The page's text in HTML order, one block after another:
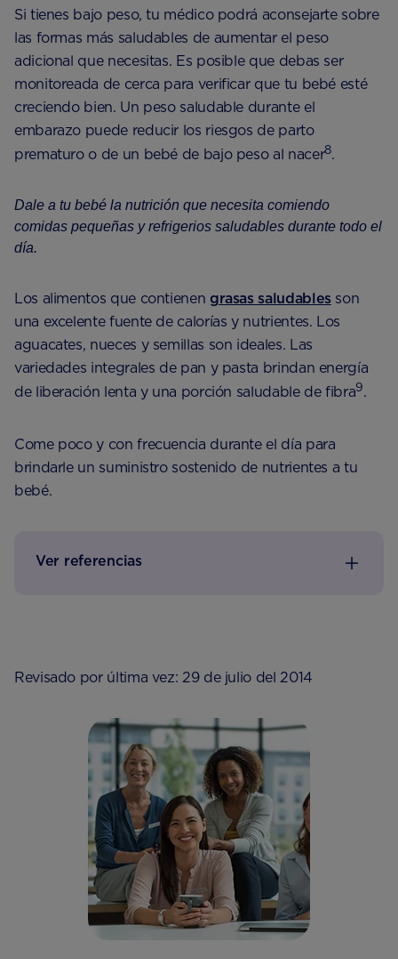
Si tienes bajo peso, tu médico podrá aconsejarte sobre
las formas más saludables de aumentar el peso
adicional que necesitas. Es posible que debas ser
monitoreada de cerca para verificar que tu bebé esté
creciendo bien. Un peso saludable durante el
embarazo puede reducir los riesgos de parto
prematuro o de un bebé de bajo peso al nacer8.
Dale a tu bebé la nutrición que necesita comiendo
comidas pequeñas y refrigerios saludables durante todo el
día.
Los alimentos que contienen grasas saludablesson
una excelente fuente de calorías y nutrientes. Los
aguacates, nueces y semillas son ideales. Las
variedades integrales de pan y pasta brindan energía
de liberación lenta y una porción saludable de fibra9.
Come poco y con frecuencia durante el día para
brindarle un suministro sostenido de nutrientes a tu
bebé.
Ver referencias
Revisado por última vez: 29 de julio del 2014